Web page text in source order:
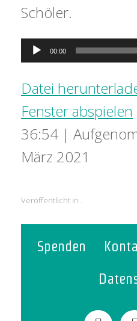
Schöler.
Audio-
00:00
Datei
Fenster abspielen
36:54 |
März 2021
Veröffentlicht in .
Spenden